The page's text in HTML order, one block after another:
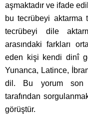
aşmaktadır ve ifade
bu tecrübeyi aktarma
tecrübeyi dile
arasındaki farkları
eden kişi kendi dinî
Yunanca, Latince,
dil. Bu yorum son
tarafından
görüştür.